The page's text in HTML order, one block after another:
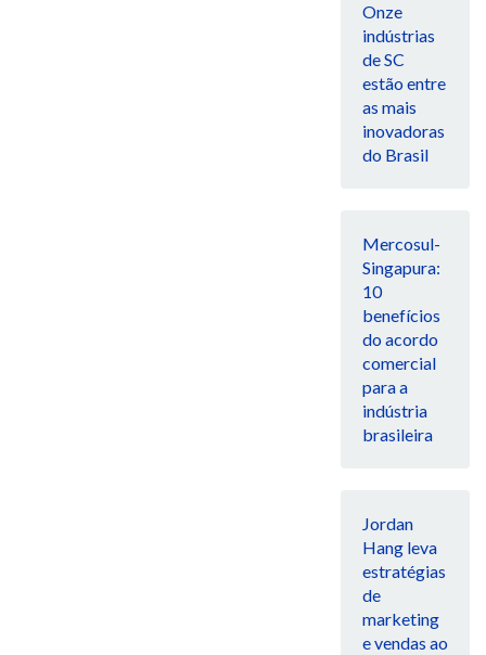
Onze
indústrias
de SC
estão entre
as mais
inovadoras
do Brasil
Mercosul-
Singapura:
10
benefícios
do acordo
comercial
para a
indústria
brasileira
Jordan
Hang leva
estratégias
de
marketing
e vendas ao